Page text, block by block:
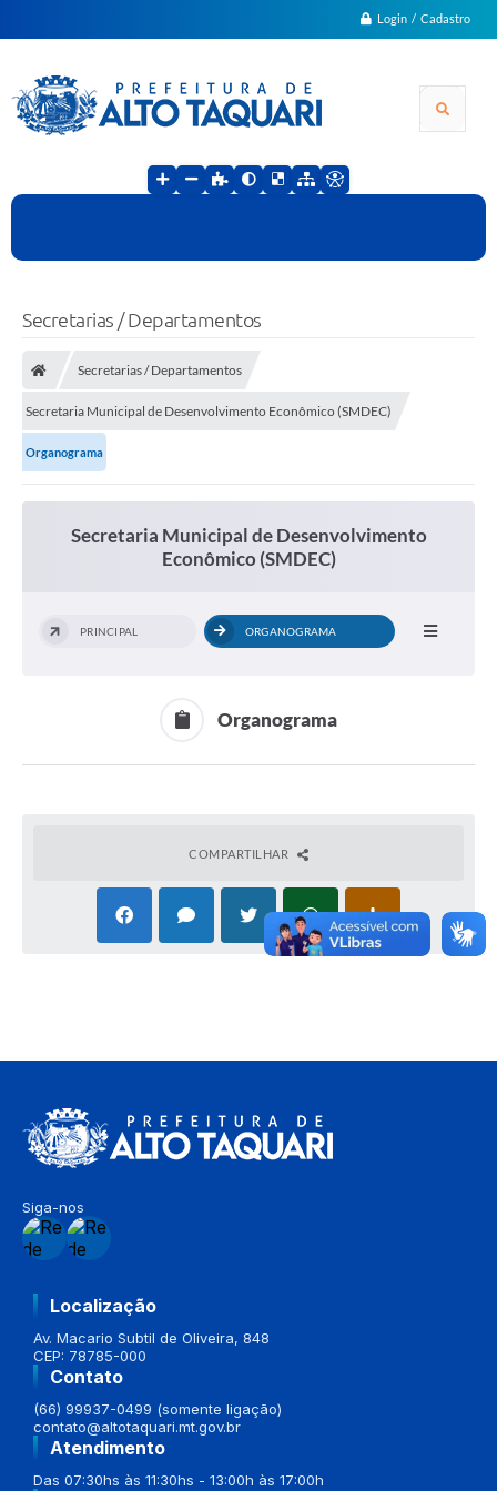
Login / Cadastro
Secretarias / Departamentos
Secretarias / Departamentos
Secretaria Municipal de Desenvolvimento Econômico (SMDEC)
Organograma
Secretaria Municipal de Desenvolvimento
Econômico (SMDEC)
PRINCIPAL ORGANOGRAMA
Organograma
COMPARTILHAR
Siga-nos
Localização
Av. Macario Subtil de Oliveira, 848
CEP: 78785-000
Contato
(66) 99937-0499 (somente ligação)
contato@altotaquari.mt.gov.br
Atendimento
Das 07:30hs às 11:30hs - 13:00h às 17:00h